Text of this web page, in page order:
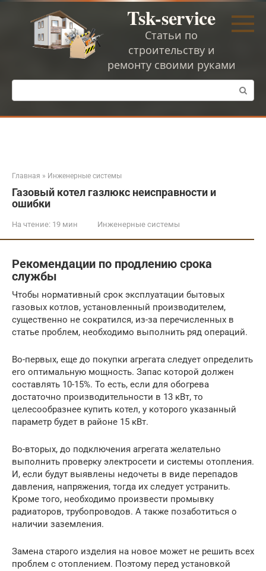
Перейти
Tsk-service
Статьи по
строительству и
ремонту своими руками
Поиск:
Главная » Инженерные системы
Газовый котел газлюкс неисправности и
ошибки
На чтение: 19 мин Инженерные системы
Рекомендации по продлению срока
службы
Чтобы нормативный срок эксплуатации бытовых
газовых котлов, установленный производителем,
существенно не сократился, из-за перечисленных в
статье проблем, необходимо выполнить ряд операций.
Во-первых, еще до покупки агрегата следует определить
его оптимальную мощность. Запас которой должен
составлять 10-15%. То есть, если для обогрева
достаточно производительности в 13 кВт, то
целесообразнее купить котел, у которого указанный
параметр будет в районе 15 кВт.
Во-вторых, до подключения агрегата желательно
выполнить проверку электросети и системы отопления.
И, если будут выявлены недочеты в виде перепадов
давления, напряжения, тогда их следует устранить.
Кроме того, необходимо произвести промывку
радиаторов, трубопроводов. А также позаботиться о
наличии заземления.
Замена старого изделия на новое может не решить всех
проблем с отоплением. Поэтому перед установкой